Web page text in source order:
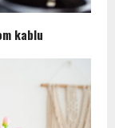
kablu